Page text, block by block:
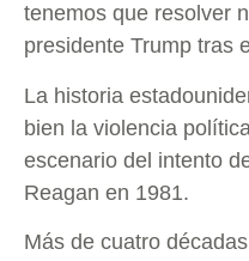
tenemos que resolver
presidente Trump tras
La historia
bien la violencia
escenario del intento
Reagan en 1981.
Más de cuatro